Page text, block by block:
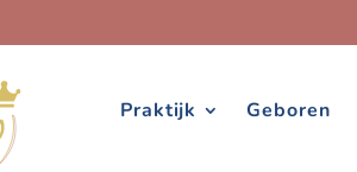
Praktijk Geboren